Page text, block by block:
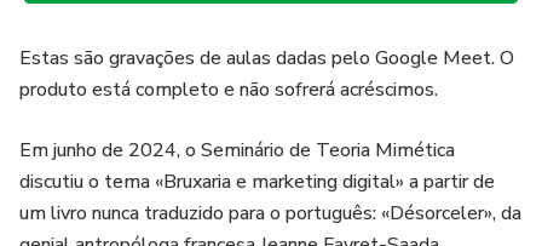
Estas são gravações de aulas dadas pelo Google Meet. O
produto está completo e não sofrerá acréscimos.
Em junho de 2024, o Seminário de Teoria Mimética
discutiu o tema «Bruxaria e marketing digital» a partir de
um livro nunca traduzido para o português: «Désorceler», da